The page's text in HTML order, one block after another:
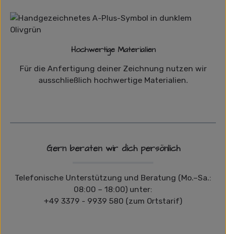
Hochwertige Materialien
Für die Anfertigung deiner Zeichnung nutzen wir
ausschließlich hochwertige Materialien.
Gern beraten wir dich persönlich
Telefonische Unterstützung und Beratung (Mo.–Sa.:
08:00 – 18:00) unter:
+49 3379 - 9939 580 (zum Ortstarif)